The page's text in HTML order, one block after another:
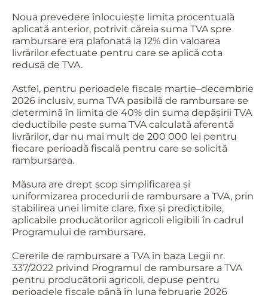
Noua prevedere înlocuiește limita procentuală
aplicată anterior, potrivit căreia suma TVA spre
rambursare era plafonată la 12% din valoarea
livrărilor efectuate pentru care se aplică cota
redusă de TVA.
Astfel, pentru perioadele fiscale martie–decembrie
2026 inclusiv, suma TVA pasibilă de rambursare se
determină în limita de 40% din suma depășirii TVA
deductibile peste suma TVA calculată aferentă
livrărilor, dar nu mai mult de 200 000 lei pentru
fiecare perioadă fiscală pentru care se solicită
rambursarea.
Măsura are drept scop simplificarea și
uniformizarea procedurii de rambursare a TVA, prin
stabilirea unei limite clare, fixe și predictibile,
aplicabile producătorilor agricoli eligibili în cadrul
Programului de rambursare.
Cererile de rambursare a TVA în baza Legii nr.
337/2022 privind Programul de rambursare a TVA
pentru producătorii agricoli, depuse pentru
perioadele fiscale până în luna februarie 2026